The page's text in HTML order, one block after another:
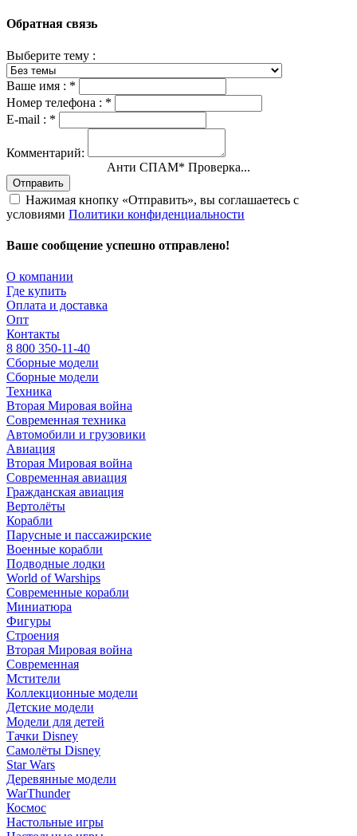
Обратная связь
Выберите тему :
Ваше имя : *
Номер телефона : *
E-mail : *
Комментарий:
Анти СПАМ* Проверка...
Отправить
Нажимая кнопку «Отправить», вы соглашаетесь с
условиями Политики конфиденциальности
Ваше сообщение успешно отправлено!
О компании
Где купить
Оплата и доставка
Опт
Контакты
8 800 350-11-40
Сборные модели
Сборные модели
Техника
Вторая Мировая война
Современная техника
Автомобили и грузовики
Авиация
Вторая Мировая война
Современная авиация
Гражданская авиация
Вертолёты
Корабли
Парусные и пассажирские
Военные корабли
Подводные лодки
World of Warships
Современные корабли
Миниатюра
Фигуры
Строения
Вторая Мировая война
Современная
Мстители
Коллекционные модели
Детские модели
Модели для детей
Тачки Disney
Самолёты Disney
Star Wars
Деревянные модели
WarThunder
Космос
Настольные игры